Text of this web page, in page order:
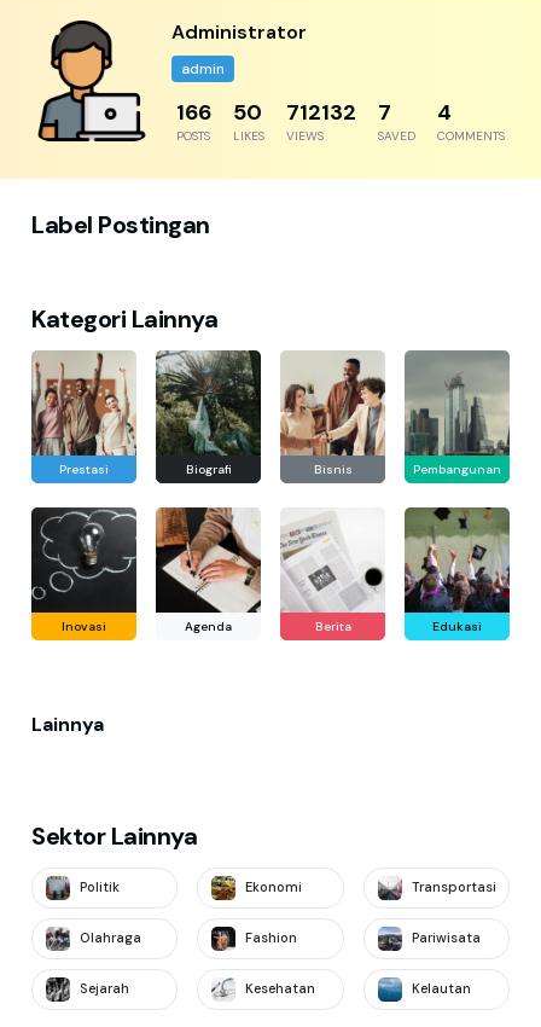
Administrator
admin
192
POSTS
57
LIKES
821691
VIEWS
8
SAVED
5
COMMENTS
Label Postingan
Kategori Lainnya
Prestasi Biografi Bisnis Pembangunan
Inovasi Agenda Berita Edukasi
Lainnya
Sektor Lainnya
Politik Ekonomi Transportasi
Olahraga Fashion Pariwisata
Sejarah Kesehatan Kelautan